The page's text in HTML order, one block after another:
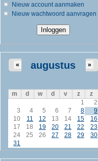
Nieuw account aanmaken
Nieuw wachtwoord aanvragen
augustus
« »
m d w d v z
z
1
2
3
4 5 6 7 8
9
10
11 12 13 14 15
16
17
18 19 20 21 22
23
24
25 26 27 28 29
30
31